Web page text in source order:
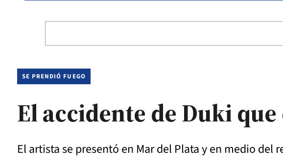
SE PRENDIÓ FUEGO
El accidente de Duki
El artista se presentó en Mar del Plata y en medio del